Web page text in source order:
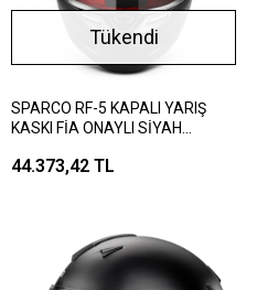
Tükendi
SPARCO RF-5 KAPALI YARIŞ
KASKI FİA ONAYLI SİYAH
44.373,42 TL